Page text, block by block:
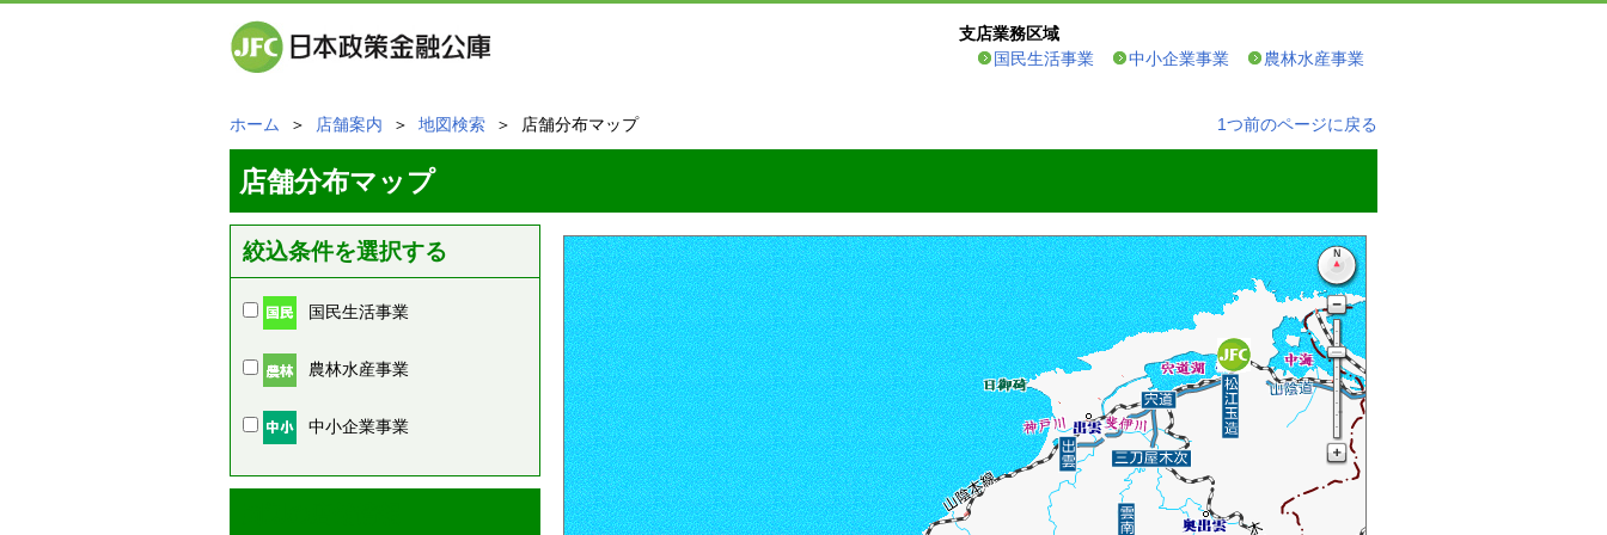
支店業務区域
国民生活事業
中小企業事業 農林水産事業
ホーム ＞ 店舗案内 ＞ 地図検索 ＞ 店舗分布マップ 1つ前のページに戻る
店舗分布マップ
絞込条件を選択する
国民生活事業
農林水産事業
中小企業事業